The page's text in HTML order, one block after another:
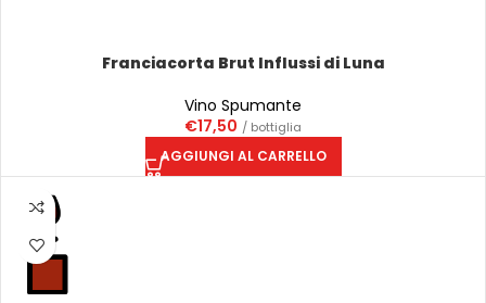
Franciacorta Brut Influssi di Luna
Vino Spumante
€17,50 / bottiglia
AGGIUNGI AL CARRELLO